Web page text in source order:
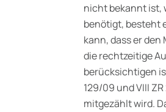
nicht bekannt ist,
benötigt, besteht
kann, dass er
die rechtzeitige
berücksichtigen
129/09 und VIII
mitgezählt wird.